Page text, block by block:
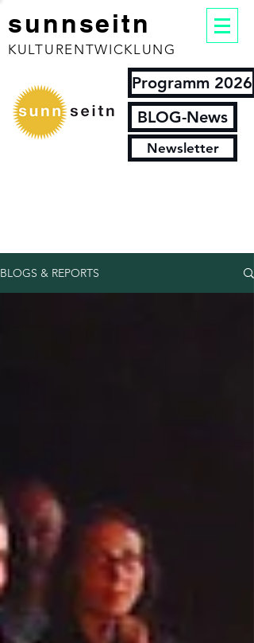
sunnseitn
KULTURENTWICKLUNG
Programm 2026
BLOG-News
Newsletter
BLOGS & REPORTS